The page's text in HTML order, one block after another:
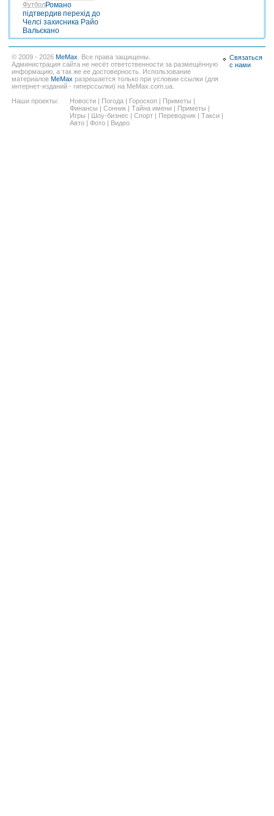
ФутболРомано
підтвердив перехід до
Челсі захисника Райо
Вальєкано
© 2009 - 2026 MeMax. Все права защищены.
Администрация сайта не несёт ответственности за размещённую
информацию, а так же ее достоверность. Использование
материалов MeMax разрешается только при условии ссылки (для
интернет-изданий - гиперссылки) на MeMax.com.ua.
Наши проекты:
Новости Погода Гороскоп Приметы
Финансы
Сонник Тайна имени Приметы
Игры
Шоу-бизнес Спорт Переводчик Такси
Авто
Фото Видео
Связаться
с нами